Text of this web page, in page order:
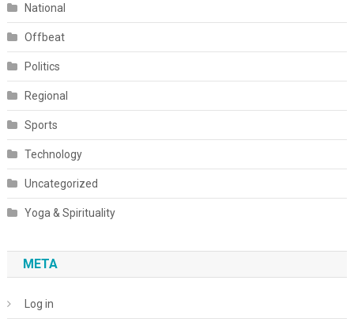
National
Offbeat
Politics
Regional
Sports
Technology
Uncategorized
Yoga & Spirituality
META
Log in